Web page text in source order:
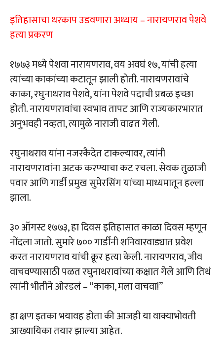
इतिहासाचा थरकाप उडवणारा अध्याय – नारायणराव पेशवे
हत्या प्रकरण
१७७३ मध्ये पेशवा नारायणराव, वय अवघं १७, यांची हत्या
त्यांच्या काकांच्या कटातून झाली होती. नारायणरावांचे
काका, रघुनाथराव पेशवे, यांना पेशवे पदाची प्रबळ इच्छा
होती. नारायणरावांचा स्वभाव तापट आणि राज्यकारभारात
अनुभवही नव्हता, त्यामुळे नाराजी वाढत गेली.
रघुनाथराव यांना नजरकैदेत टाकल्यावर, त्यांनी
नारायणरावांना अटक करण्याचा कट रचला. सेवक तुळाजी
पवार आणि गार्डी प्रमुख सुमेरसिंग यांच्या माध्यमातून हल्ला
झाला.
३० ऑगस्ट १७७३, हा दिवस इतिहासात काळा दिवस म्हणून
नोंदला जातो. सुमारे ७०० गार्डींनी शनिवारवाड्यात प्रवेश
करत नारायणराव यांची क्रूर हत्या केली. नारायणराव, जीव
वाचवण्यासाठी पळत रघुनाथरावांच्या कक्षात गेले आणि तिथं
त्यांनी भीतीने ओरडलं – “काका, मला वाचवा!”
हा क्षण इतका भयावह होता की आजही या वाक्याभोवती
आख्यायिका तयार झाल्या आहेत.